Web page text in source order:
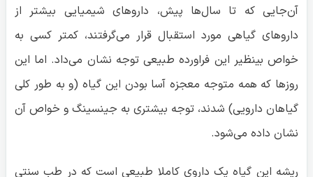
آن‌جایی که تا سال‌ها پیش، داروهای شیمیایی بیشتر از
داروهای گیاهی مورد استقبال قرار می‌گرفتند، کمتر کسی به
خواص بینظیر این فراورده طبیعی توجه نشان می‌داد. اما این
روزها که همه متوجه معجزه آسا بودن این گیاه (و به طور کلی
گیاهان دارویی) شدند، توجه بیشتری به جینسینگ و خواص آن
نشان داده می‌شود.
ریشه این گیاه یک داروی کاملا طبیعی است که در طب سنتی